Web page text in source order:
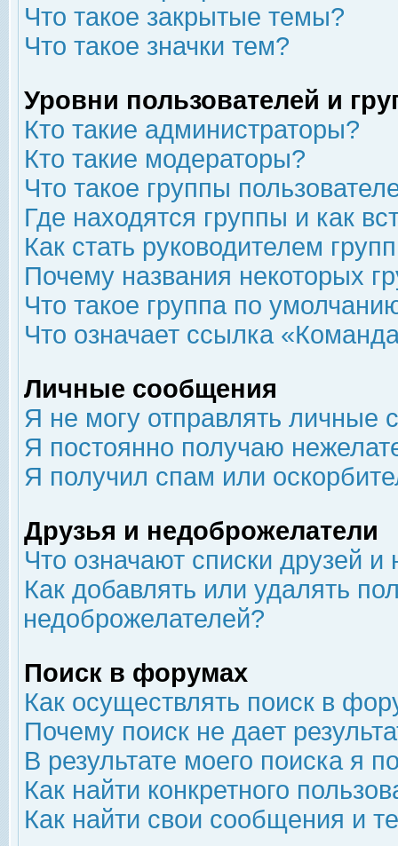
Что такое закрытые темы?
Что такое значки тем?
Уровни пользователей и
Кто такие администраторы?
Кто такие модераторы?
Что такое группы
Где находятся группы и как
Как стать руководителем
Почему названия некоторых
Что такое группа по
Что означает ссылка
Личные сообщения
Я не могу отправлять личные
Я постоянно получаю
Я получил спам или
Друзья и недоброжелатели
Что означают списки друзей
Как добавлять или удалять
недоброжелателей?
Поиск в форумах
Как осуществлять поиск в
Почему поиск не дает
В результате моего поиска я
Как найти конкретного
Как найти свои сообщения и